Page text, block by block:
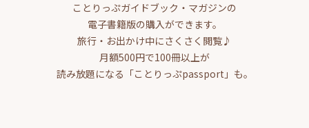
ことりっぷガイドブック・マガジンの
電子書籍版の購入ができます。
旅行・お出かけ中にさくさく閲覧♪
月額500円で100冊以上が
読み放題になる「ことりっぷpassport」も。